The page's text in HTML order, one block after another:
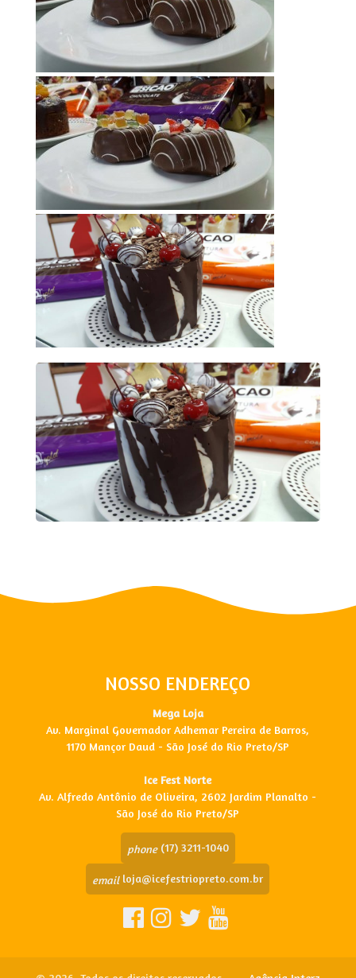
NOSSO ENDEREÇO
Mega Loja
Av. Marginal Governador Adhemar Pereira de Barros,
1170 Mançor Daud - São José do Rio Preto/SP
Ice Fest Norte
Av. Alfredo Antônio de Oliveira, 2602 Jardim Planalto -
São José do Rio Preto/SP
phone(17) 3211-1040
emailloja@icefestriopreto.com.br